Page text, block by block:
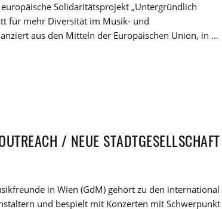
Solidaritätsprojekt „Untergründlich
für mehr Diversität im Musik- und
aus den Mitteln der Europäischen Union, in …
/ NEUE STADTGESELLSCHAFT
in Wien (GdM) gehört zu den international
und bespielt mit Konzerten mit Schwerpunkt